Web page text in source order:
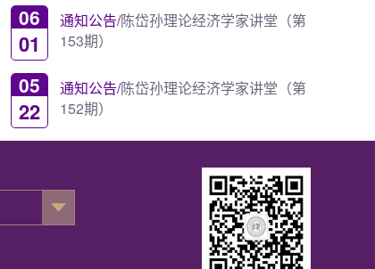
06
01
通知公告/陈岱孙理论经济学家讲堂（第
153期）
05
22
通知公告/陈岱孙理论经济学家讲堂（第
152期）